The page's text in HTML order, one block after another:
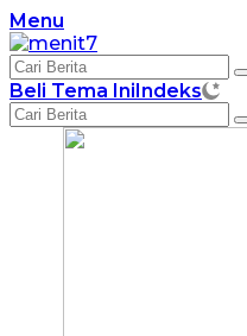
Langsung
ke
konten
Menu
Beli Tema IniIndeks